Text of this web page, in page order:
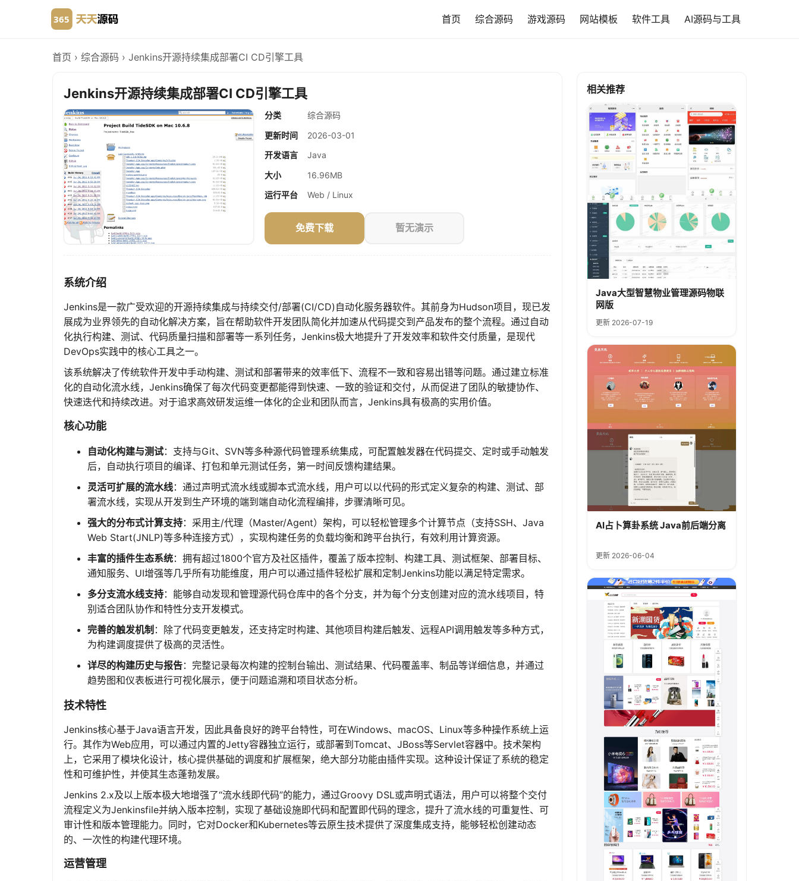
首页 综合源码 游戏源码 网站模板 软件工具 AI源码与工具
首页 › 综合源码 › Jenkins开源持续集成部署CI CD引擎工具
Jenkins开源持续集成部署CI CD引擎工具
分类
综合源码
更新时间
2026-03-01
开发语言
Java
大小
16.96MB
运行平台
Web / Linux
免费下载 暂无演示
系统介绍
Jenkins是一款广受欢迎的开源持续集成与持续交付/部署(CI/CD)自动化服务器软件。其前身为Hudson项目，现已发
展成为业界领先的自动化解决方案，旨在帮助软件开发团队简化并加速从代码提交到产品发布的整个流程。通过自动
化执行构建、测试、代码质量扫描和部署等一系列任务，Jenkins极大地提升了开发效率和软件交付质量，是现代
DevOps实践中的核心工具之一。
该系统解决了传统软件开发中手动构建、测试和部署带来的效率低下、流程不一致和容易出错等问题。通过建立标准
化的自动化流水线，Jenkins确保了每次代码变更都能得到快速、一致的验证和交付，从而促进了团队的敏捷协作、
快速迭代和持续改进。对于追求高效研发运维一体化的企业和团队而言，Jenkins具有极高的实用价值。
核心功能
自动化构建与测试：支持与Git、SVN等多种源代码管理系统集成，可配置触发器在代码提交、定时或手动触发
后，自动执行项目的编译、打包和单元测试任务，第一时间反馈构建结果。
灵活可扩展的流水线：通过声明式流水线或脚本式流水线，用户可以以代码的形式定义复杂的构建、测试、部
署流水线，实现从开发到生产环境的端到端自动化流程编排，步骤清晰可见。
强大的分布式计算支持：采用主/代理（Master/Agent）架构，可以轻松管理多个计算节点（支持SSH、Java
Web Start(JNLP)等多种连接方式），实现构建任务的负载均衡和跨平台执行，有效利用计算资源。
丰富的插件生态系统：拥有超过1800个官方及社区插件，覆盖了版本控制、构建工具、测试框架、部署目标、
通知服务、UI增强等几乎所有功能维度，用户可以通过插件轻松扩展和定制Jenkins功能以满足特定需求。
多分支流水线支持：能够自动发现和管理源代码仓库中的各个分支，并为每个分支创建对应的流水线项目，特
别适合团队协作和特性分支开发模式。
完善的触发机制 ：除了代码变更触发，还支持定时构建、其他项目构建后触发、远程API调用触发等多种方式，
为构建调度提供了极高的灵活性。
详尽的构建历史与报告：完整记录每次构建的控制台输出、测试结果、代码覆盖率、制品等详细信息，并通过
趋势图和仪表板进行可视化展示，便于问题追溯和项目状态分析。
技术特性
Jenkins核心基于Java语言开发，因此具备良好的跨平台特性，可在Windows、macOS、Linux等多种操作系统上运
行。其作为Web应用，可以通过内置的Jetty容器独立运行，或部署到Tomcat、JBoss等Servlet容器中。技术架构
上，它采用了模块化设计，核心提供基础的调度和扩展框架，绝大部分功能由插件实现。这种设计保证了系统的稳定
性和可维护性，并使其生态蓬勃发展。
Jenkins 2.x及以上版本极大地增强了“流水线即代码”的能力，通过Groovy DSL或声明式语法，用户可以将整个交付
流程定义为Jenkinsfile并纳入版本控制，实现了基础设施即代码和配置即代码的理念，提升了流水线的可重复性、可
审计性和版本管理能力。同时，它对Docker和Kubernetes等云原生技术提供了深度集成支持，能够轻松创建动态
的、一次性的构建代理环境。
运营管理
相关推荐
Java大型智慧物业管理源码物联
网版
更新 2026-07-19
AI占卜算卦系统 Java前后端分离
更新 2026-06-04